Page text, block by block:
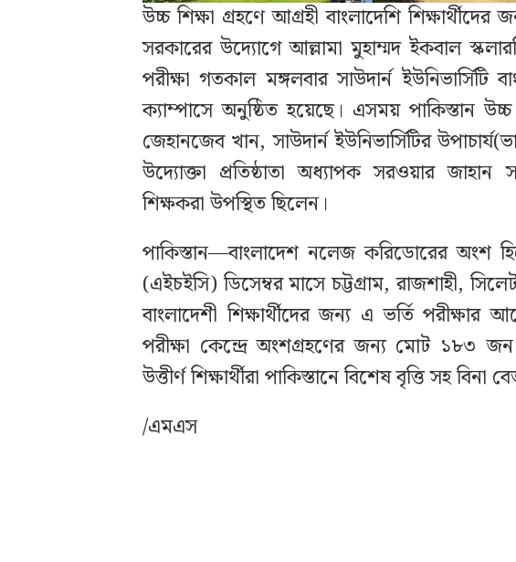
উচ্চ শিক্ষা গ্রহণে আগ্রহী বাংলাদেশি
সরকারের উদ্যোগে আল্লামা মুহাম্মদ ইকবাল
পরীক্ষা গতকাল মঙ্গলবার সাউদার্ন
ক্যাম্পাসে অনুষ্ঠিত হয়েছে। এসময় পাকিস্তান
জেহানজেব খান, সাউদার্ন ইউনিভার্সিটির
উদ্যোক্তা প্রতিষ্ঠাতা অধ্যাপক সরওয়ার জাহান সহ
শিক্ষকরা উপস্থিত ছিলেন।
পাকিস্তান—বাংলাদেশ নলেজ করিডোরের অংশ
(এইচইসি) ডিসেম্বর মাসে চট্টগ্রাম, রাজশাহী,
বাংলাদেশী শিক্ষার্থীদের জন্য এ ভর্তি পরীক্ষার
পরীক্ষা কেন্দ্রে অংশগ্রহণের জন্য মোট ১৮৩ জন
উত্তীর্ণ শিক্ষার্থীরা পাকিস্তানে বিশেষ বৃত্তি সহ
/এমএস